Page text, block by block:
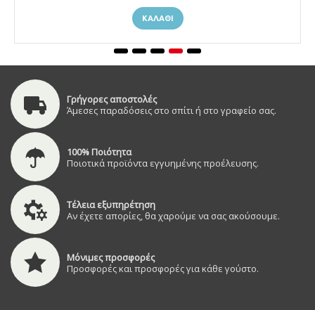
ΚΑΛΆΘΙ
Γρήγορες αποστολές
Άμεσες παραδόσεις στο σπίτι ή στο γραφείο σας.
100% Ποιότητα
Ποιοτικά προϊόντα εγγυημένης προέλευσης.
Τέλεια εξυπηρέτηση
Αν έχετε απορίες, θα χαρούμε να σας ακούσουμε.
Μόνιμες προσφορές
Προσφορές και προσφορές για κάθε γούστο.